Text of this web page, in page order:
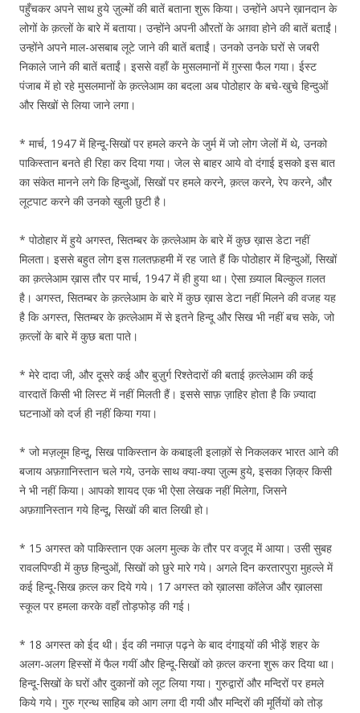
पहुँचकर अपने साथ हुये ज़ुल्मों की बातें बताना शुरू किया। उन्होंने अपने ख़ानदान के
लोगों के क़त्लों के बारे में बताया। उन्होंने अपनी औरतों के अग़वा होने की बातें बताईं।
उन्होंने अपने माल-असबाब लूटे जाने की बातें बताईं। उनको उनके घरों से जबरी
निकाले जाने की बातें बताईं। इससे वहाँ के मुसलमानों में ग़ुस्सा फैल गया। ईस्ट
पंजाब में हो रहे मुसलमानों के क़त्लेआम का बदला अब पोठोहार के बचे-खुचे हिन्दुओं
और सिखों से लिया जाने लगा।
* मार्च, 1947 में हिन्दू-सिखों पर हमले करने के जुर्म में जो लोग जेलों में थे, उनको
पाकिस्तान बनते ही रिहा कर दिया गया। जेल से बाहर आये वो दंगाई इसको इस बात
का संकेत मानने लगे कि हिन्दुओं, सिखों पर हमले करने, क़त्ल करने, रेप करने, और
लूटपाट करने की उनको खुली छुटी है।
* पोठोहार में हुये अगस्त, सितम्बर के क़त्लेआम के बारे में कुछ ख़ास डेटा नहीं
मिलता। इससे बहुत लोग इस ग़लतफ़हमी में रह जाते हैं कि पोठोहार में हिन्दुओं, सिखों
का क़त्लेआम ख़ास तौर पर मार्च, 1947 में ही हुया था। ऐसा ख़्याल बिल्कुल ग़लत
है। अगस्त, सितम्बर के क़त्लेआम के बारे में कुछ ख़ास डेटा नहीं मिलने की वजह यह
है कि अगस्त, सितम्बर के क़त्लेआम में से इतने हिन्दू और सिख भी नहीं बच सके, जो
क़त्लों के बारे में कुछ बता पाते।
* मेरे दादा जी, और दूसरे कई और बुज़ुर्ग रिश्तेदारों की बताई क़त्लेआम की कई
वारदातें किसी भी लिस्ट में नहीं मिलती हैं। इससे साफ़ ज़ाहिर होता है कि ज़्यादा
घटनाओं को दर्ज ही नहीं किया गया।
* जो मज़लूम हिन्दू, सिख पाकिस्तान के कबाइली इलाक़ों से निकलकर भारत आने की
बजाय अफ़ग़ानिस्तान चले गये, उनके साथ क्या-क्या ज़ुल्म हुये, इसका ज़िक्र किसी
ने भी नहीं किया। आपको शायद एक भी ऐसा लेखक नहीं मिलेगा, जिसने
अफ़ग़ानिस्तान गये हिन्दू, सिखों की बात लिखी हो।
* 15 अगस्त को पाकिस्तान एक अलग मुल्क के तौर पर वजूद में आया। उसी सुबह
रावलपिण्डी में कुछ हिन्दुओं, सिखों को छुरे मारे गये। अगले दिन करतारपुरा मुहल्ले में
कई हिन्दू-सिख क़त्ल कर दिये गये। 17 अगस्त को ख़ालसा कॉलेज और ख़ालसा
स्कूल पर हमला करके वहाँ तोड़फोड़ की गई।
* 18 अगस्त को ईद थी। ईद की नमाज़ पढ़ने के बाद दंगाइयों की भीड़ें शहर के
अलग-अलग हिस्सों में फैल गयीं और हिन्दू-सिखों को क़त्ल करना शुरू कर दिया था।
हिन्दू-सिखों के घरों और दुकानों को लूट लिया गया। गुरुद्वारों और मन्दिरों पर हमले
किये गये। गुरु ग्रन्थ साहिब को आग लगा दी गयी और मन्दिरों की मूर्तियों को तोड़